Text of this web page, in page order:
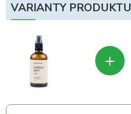
VARIANTY PRODUKTU
+